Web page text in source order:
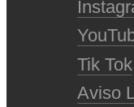
Tik Tok
Aviso